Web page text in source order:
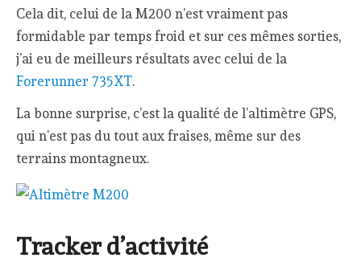
Cela dit, celui de la M200 n’est vraiment pas
formidable par temps froid et sur ces mêmes sorties,
j’ai eu de meilleurs résultats avec celui de la
Forerunner 735XT.
La bonne surprise, c’est la qualité de l’altimètre GPS,
qui n’est pas du tout aux fraises, même sur des
terrains montagneux.
Tracker d’activité